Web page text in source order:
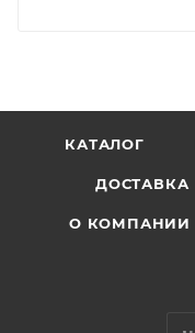
КАТАЛОГ
ДОСТАВКА
О КОМПАНИИ